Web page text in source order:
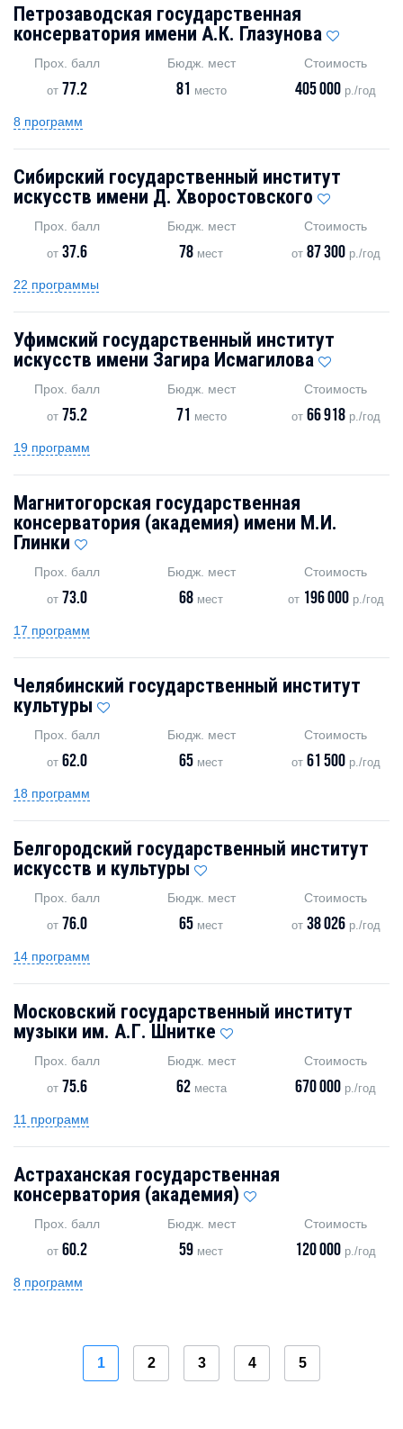
Петрозаводская государственная
консерватория имени А.К. Глазунова
Прох. балл
от 77.2
Бюдж. мест
81 место
Стоимость
405 000 р./год
8 программ
Сибирский государственный институт
искусств имени Д. Хворостовского
Прох. балл
от37.6
Бюдж. мест
78 мест
Стоимость
от 87 300р./год
22 программы
Уфимский государственный институт
искусств имени Загира Исмагилова
Прох. балл
от 75.2
Бюдж. мест
71 место
Стоимость
от 66 918р./год
19 программ
Магнитогорская государственная
консерватория (академия) имени М.И.
Глинки
Прох. балл
от 73.0
Бюдж. мест
68 мест
Стоимость
от 196 000р./год
17 программ
Челябинский государственный институт
культуры
Прох. балл
от62.0
Бюдж. мест
65 мест
Стоимость
от 61 500р./год
18 программ
Белгородский государственный институт
искусств и культуры
Прох. балл
от 76.0
Бюдж. мест
65 мест
Стоимость
от 38 026р./год
14 программ
Московский государственный институт
музыки им. А.Г. Шнитке
Прох. балл
от 75.6
Бюдж. мест
62места
Стоимость
670 000 р./год
11 программ
Астраханская государственная
консерватория (академия)
Прох. балл
от60.2
Бюдж. мест
59 мест
Стоимость
120 000 р./год
8 программ
1 2 3 4 5